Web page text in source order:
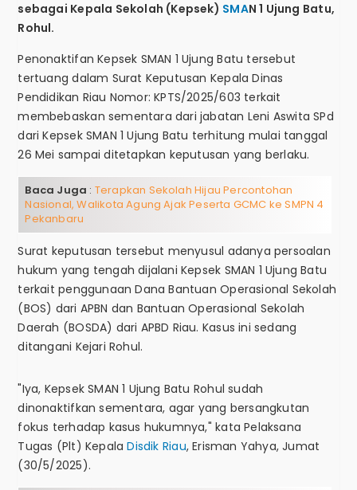
sebagai Kepala Sekolah (Kepsek) SMAN 1 Ujung Batu,
Rohul.
Penonaktifan Kepsek SMAN 1 Ujung Batu tersebut
tertuang dalam Surat Keputusan Kepala Dinas
Pendidikan Riau Nomor: KPTS/2025/603 terkait
membebaskan sementara dari jabatan Leni Aswita SPd
dari Kepsek SMAN 1 Ujung Batu terhitung mulai tanggal
26 Mei sampai ditetapkan keputusan yang berlaku.
Baca Juga : Terapkan Sekolah Hijau Percontohan
Nasional, Walikota Agung Ajak Peserta GCMC ke SMPN 4
Pekanbaru
Surat keputusan tersebut menyusul adanya persoalan
hukum yang tengah dijalani Kepsek SMAN 1 Ujung Batu
terkait penggunaan Dana Bantuan Operasional Sekolah
(BOS) dari APBN dan Bantuan Operasional Sekolah
Daerah (BOSDA) dari APBD Riau. Kasus ini sedang
ditangani Kejari Rohul.
"Iya, Kepsek SMAN 1 Ujung Batu Rohul sudah
dinonaktifkan sementara, agar yang bersangkutan
fokus terhadap kasus hukumnya," kata Pelaksana
Tugas (Plt) KepalaDisdik Riau, Erisman Yahya, Jumat
(30/5/2025).